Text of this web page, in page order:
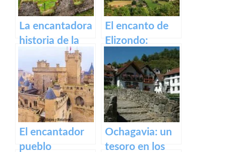
La encantadora
historia de la
antigua fábrica
de Orbaizeta
El encanto de
Elizondo:
Descubre la
belleza de este
pueblo.
El encantador
pueblo
Ochagavia: un
tesoro en los